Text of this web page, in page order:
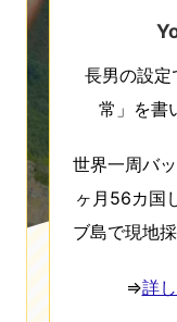
長男の設定
常」を書
世界一周バ
ヶ月56カ国
ブ島で現地
⇒詳